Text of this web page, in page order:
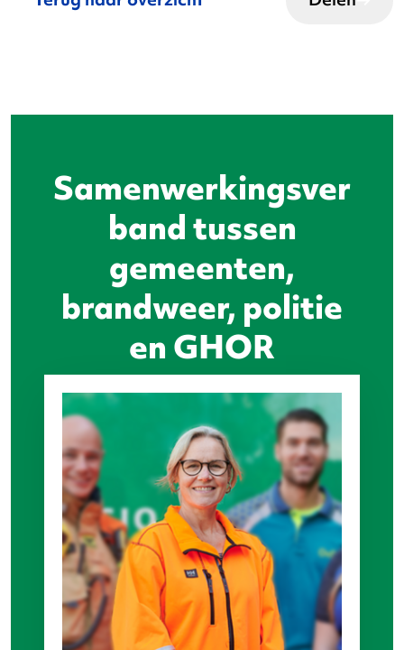
Samenwerkingsver
band tussen
gemeenten,
brandweer, politie
en GHOR